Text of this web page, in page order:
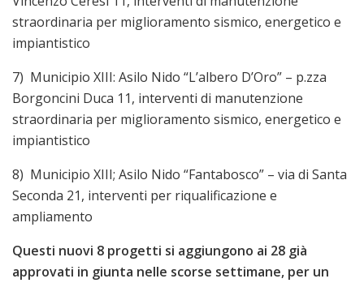
straordinaria per miglioramento sismico, energetico e
impiantistico
7) Municipio XIII: Asilo Nido “L’albero D’Oro” – p.zza
Borgoncini Duca 11, interventi di manutenzione
straordinaria per miglioramento sismico, energetico e
impiantistico
8) Municipio XIII; Asilo Nido “Fantabosco” – via di Santa
Seconda 21, interventi per riqualificazione e
ampliamento
Questi nuovi 8 progetti si aggiungono ai 28 già
approvati in giunta nelle scorse settimane, per un